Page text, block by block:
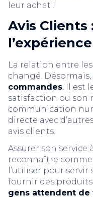
leur achat !
Avis Clients
La relation entre
changé. Désormais,
commandes. Il est
satisfaction ou son
communication
directe avec
avis clients.
Assurer son service
reconnaître
l’utiliser pour servir
fournir des
gens attendent de